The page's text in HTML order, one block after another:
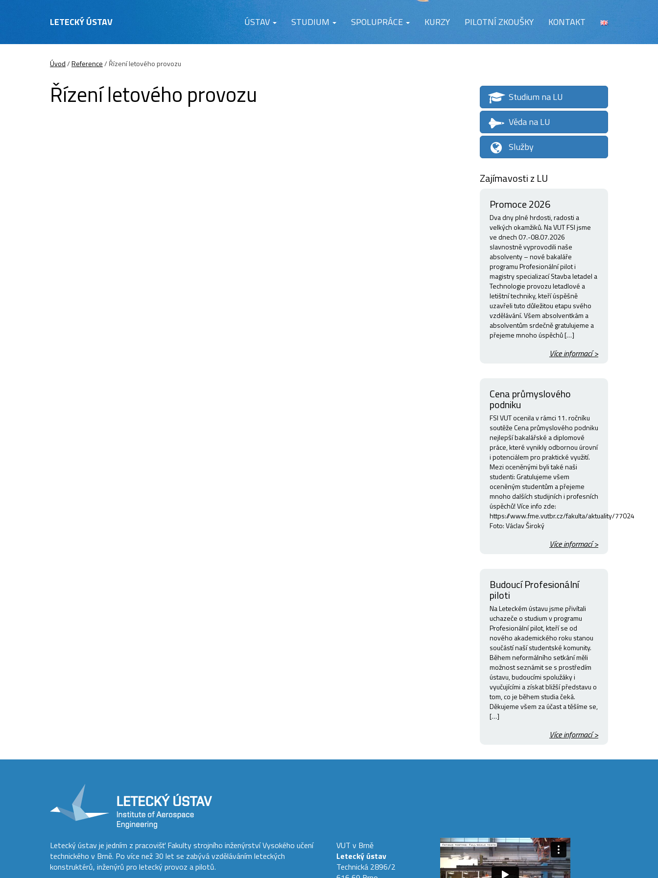
LETECKÝ ÚSTAV ÚSTAV STUDIUM SPOLUPRÁCE KURZY PILOTNÍ ZKOUŠKY KONTAKT
Úvod/Reference/ Řízení letového provozu
Řízení letového provozu
Studium na LU
Věda na LU
Služby
Zajímavosti z LU
Promoce 2026
Dva dny plné hrdosti, radosti a
velkých okamžiků. Na VUT FSI jsme
ve dnech 07.-08.07.2026
slavnostně vyprovodili naše
absolventy – nové bakaláře
programu Profesionální pilot i
magistry specializací Stavba letadel a
Technologie provozu letadlové a
letištní techniky, kteří úspěšně
uzavřeli tuto důležitou etapu svého
vzdělávání. Všem absolventkám a
absolventům srdečně gratulujeme a
přejeme mnoho úspěchů […]
Více informací >
Cena průmyslového
podniku
FSI VUT ocenila v rámci 11. ročníku
soutěže Cena průmyslového podniku
nejlepší bakalářské a diplomové
práce, které vynikly odbornou úrovní
i potenciálem pro praktické využití.
Mezi oceněnými byli také naši
studenti: Gratulujeme všem
oceněným studentům a přejeme
mnoho dalších studijních i profesních
úspěchů! Více info zde:
https://www.fme.vutbr.cz/fakulta/aktuality/77024
Foto: Václav Široký
Více informací >
Budoucí Profesionální
piloti
Na Leteckém ústavu jsme přivítali
uchazeče o studium v programu
Profesionální pilot, kteří se od
nového akademického roku stanou
součástí naší studentské komunity.
Během neformálního setkání měli
možnost seznámit se s prostředím
ústavu, budoucími spolužáky i
vyučujícími a získat bližší představu o
tom, co je během studia čeká.
Děkujeme všem za účast a těšíme se,
[…]
Více informací >
Letecký ústav je jedním z pracovišť Fakulty strojního inženýrství Vysokého učení
technického v Brně. Po více než 30 let se zabývá vzděláváním leteckých
konstruktérů, inženýrů pro letecký provoz a pilotů.
VUT v Brně
Letecký ústav
Technická 2896/2